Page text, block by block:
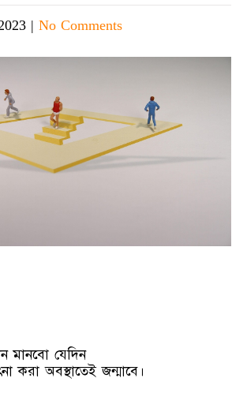
| No Comments
মানবো যেদিন
করা অবস্থাতেই জন্মাবে।